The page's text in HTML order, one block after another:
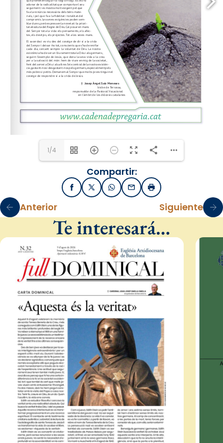
www.cadenadepregaria.cat
1/4
Compartir:
FacebookX / TwitterWhatsApp
EmailImprimir
Anterior Siguiente
Te interesará…